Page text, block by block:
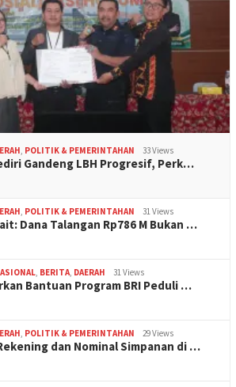
, POLITIK & PEMERINTAHAN 33 Views
Gandeng LBH Progresif, Perk…
, POLITIK & PEMERINTAHAN 31 Views
Dana Talangan Rp786 M Bukan …
, BERITA, DAERAH 31 Views
Bantuan Program BRI Peduli …
, POLITIK & PEMERINTAHAN 29 Views
dan Nominal Simpanan di …